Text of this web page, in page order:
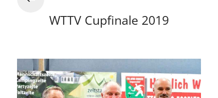
WTTV Cupfinale 2019